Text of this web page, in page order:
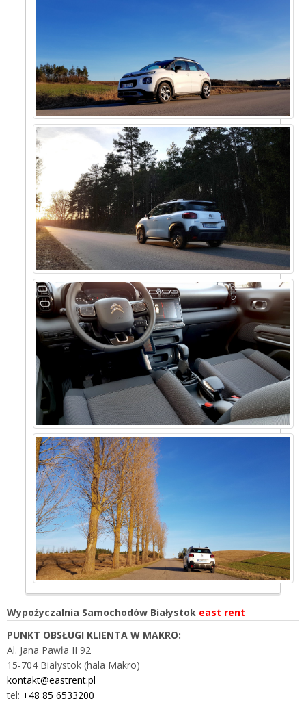
Wypożyczalnia Samochodów Białystok east rent
PUNKT OBSŁUGI KLIENTA W MAKRO:
Al. Jana Pawła II 92
15-704 Białystok (hala Makro)
kontakt@eastrent.pl
tel: +48 85 6533200